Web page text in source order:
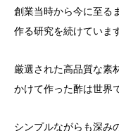
創業当時から今に至る
作る研究を続けています
厳選された高品質な素
かけて作った酢は世界
シンプルながらも深み